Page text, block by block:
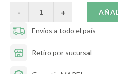
Envíos a todo el país
Retiro por sucursal